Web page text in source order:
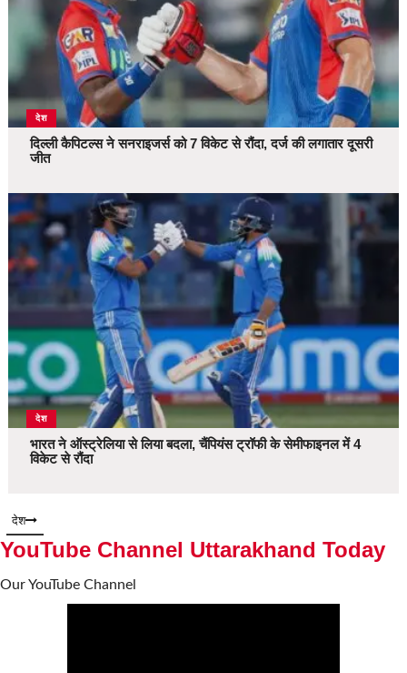
देश
दिल्ली कैपिटल्स ने सनराइजर्स को 7 विकेट से रौंदा, दर्ज की लगातार दूसरी
जीत
देश
भारत ने ऑस्ट्रेलिया से लिया बदला, चैंपियंस ट्रॉफी के सेमीफाइनल में 4
विकेट से रौंदा
देश
YouTube Channel Uttarakhand Today
Our YouTube Channel